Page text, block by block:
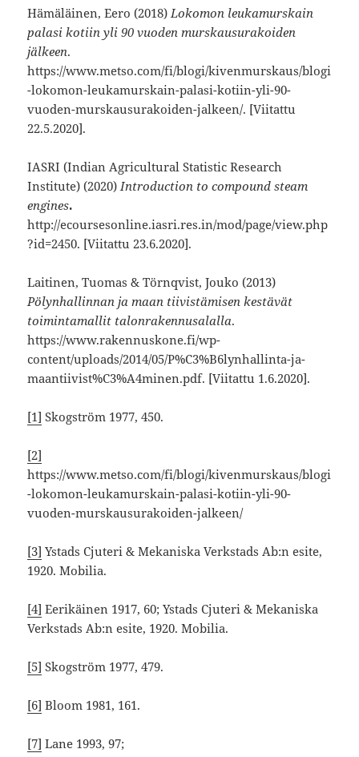
Hämäläinen, Eero (2018)Lokomon leukamurskain
palasi kotiin yli 90 vuoden murskausurakoiden
jälkeen.
https://www.metso.com/fi/blogi/kivenmurskaus/blogi
-lokomon-leukamurskain-palasi-kotiin-yli-90-
vuoden-murskausurakoiden-jalkeen/. [Viitattu
22.5.2020].
IASRI (Indian Agricultural Statistic Research
Institute) (2020)Introduction to compound steam
engines.
http://ecoursesonline.iasri.res.in/mod/page/view.php
?id=2450. [Viitattu 23.6.2020].
Laitinen, Tuomas & Törnqvist, Jouko (2013)
Pölynhallinnan ja maan tiivistämisen kestävät
toimintamallit talonrakennusalalla.
https://www.rakennuskone.fi/wp-
content/uploads/2014/05/P%C3%B6lynhallinta-ja-
maantiivist%C3%A4minen.pdf. [Viitattu 1.6.2020].
[1] Skogström 1977, 450.
[2]
https://www.metso.com/fi/blogi/kivenmurskaus/blogi
-lokomon-leukamurskain-palasi-kotiin-yli-90-
vuoden-murskausurakoiden-jalkeen/
[3] Ystads Cjuteri & Mekaniska Verkstads Ab:n esite,
1920. Mobilia.
[4] Eerikäinen 1917, 60; Ystads Cjuteri & Mekaniska
Verkstads Ab:n esite, 1920. Mobilia.
[5] Skogström 1977, 479.
[6] Bloom 1981, 161.
[7] Lane 1993, 97;